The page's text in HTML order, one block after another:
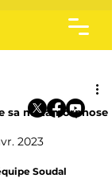
sa métamorphose
2023
Soudal